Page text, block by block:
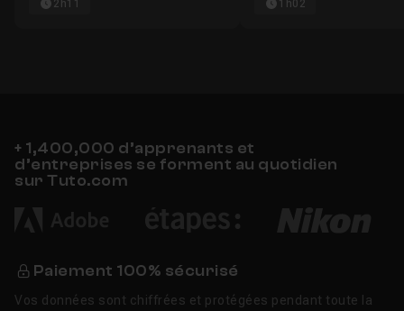
2h11 1h02
+ 1,400,000 d’apprenants et
d’entreprises se forment au quotidien
sur Tuto.com
Paiement 100% sécurisé
Vos données sont chiffrées et protégées pendant toute la